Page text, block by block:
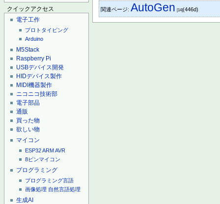
クイックアクセス
電子工作
プロトタイピング
Arduino
M5Stack
Raspberry Pi
USBデバイス開発
HIDデバイス製作
MIDI機器製作
ニコニコ技術部
電子部品
通販
買った物
欲しい物
マイコン
ESP32ARMAVR
8ピンマイコン
プログラミング
プログラミング言語
画像処理 自然言語処理
生成AI
関連ページ:AutoGen [14](446d)